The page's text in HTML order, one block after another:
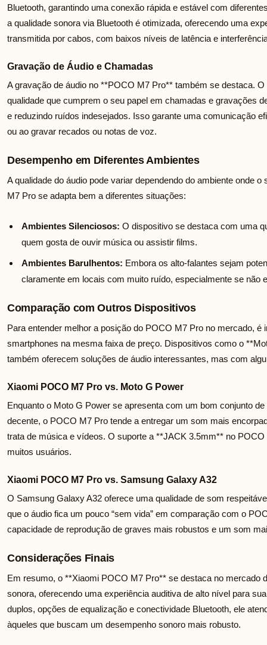
Bluetooth, garantindo uma conexão rápida e estável com
a qualidade sonora via Bluetooth é otimizada, oferecendo uma
transmitida por cabos, com baixos níveis de latência e
Gravação de Áudio e Chamadas
A gravação de áudio no **POCO M7 Pro** também se destaca.
qualidade que cumprem o seu papel em chamadas e gravações
e reduzindo ruídos indesejados. Isso garante uma comunicação
ou ao gravar recados ou notas de voz.
Desempenho em Diferentes Ambientes
A qualidade do áudio pode variar dependendo do ambiente onde
M7 Pro se adapta bem a diferentes situações:
Ambientes Silenciosos: O dispositivo se destaca com uma
quem gosta de ouvir música ou assistir films.
Ambientes Barulhentos: Embora os alto-falantes sejam
claramente em locais com muito ruído, especialmente se não
Comparação com Outros Dispositivos
Para entender melhor a posição do POCO M7 Pro no mercado, é
smartphones na mesma faixa de preço. Dispositivos como o
também oferecem soluções de áudio interessantes, mas com
Xiaomi POCO M7 Pro vs. Moto G Power
Enquanto o Moto G Power se apresenta com um bom conjunto
decente, o POCO M7 Pro tende a entregar um som mais
trata de música e vídeos. O suporte a **JACK 3.5mm** no
muitos usuários.
Xiaomi POCO M7 Pro vs. Samsung Galaxy A32
O Samsung Galaxy A32 oferece uma qualidade de som
que o áudio fica um pouco “sem vida” em comparação com o
capacidade de reprodução de graves mais robustos e um som
Considerações Finais
Em resumo, o **Xiaomi POCO M7 Pro** se destaca no mercado
sonora, oferecendo uma experiência auditiva de alto nível para
duplos, opções de equalização e conectividade Bluetooth, ele
àqueles que buscam um desempenho sonoro mais robusto.